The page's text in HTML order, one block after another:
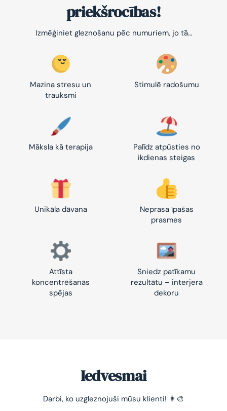
priekšrocības!
Izmēģiniet gleznošanu pēc numuriem, jo tā…
Mazina stresu un
trauksmi
Stimulē radošumu
Māksla kā terapija
Palīdz atpūsties no
ikdienas steigas
Unikāla dāvana
Neprasa īpašas
prasmes
Attīsta
koncentrēšanās
spējas
Sniedz patīkamu
rezultātu – interjera
dekoru
Iedvesmai
Darbi, ko uzgleznojuši mūsu klienti! 👩‍🎨